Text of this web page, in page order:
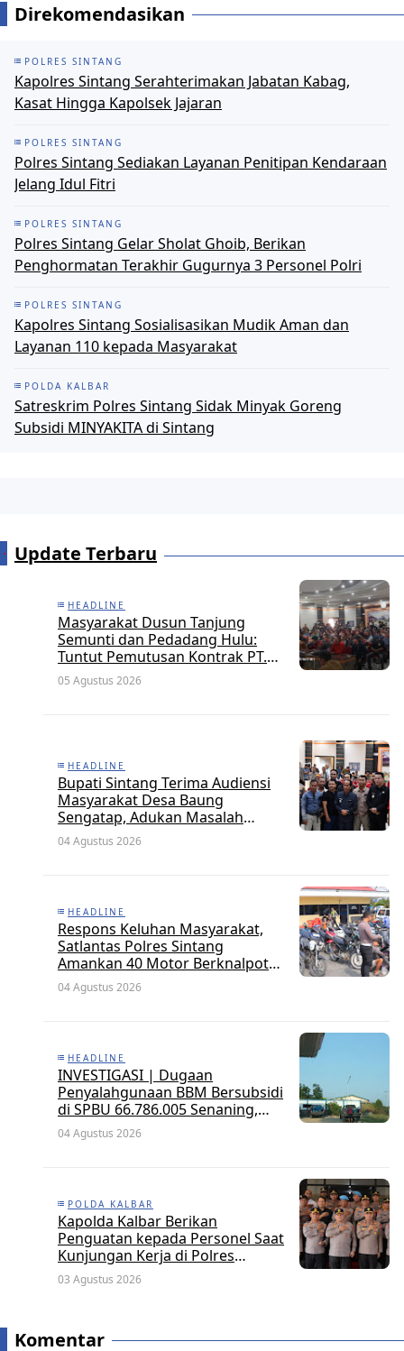
Direkomendasikan
POLRES SINTANG
Kapolres Sintang Serahterimakan Jabatan Kabag,
Kasat Hingga Kapolsek Jajaran
POLRES SINTANG
Polres Sintang Sediakan Layanan Penitipan Kendaraan
Jelang Idul Fitri
POLRES SINTANG
Polres Sintang Gelar Sholat Ghoib, Berikan
Penghormatan Terakhir Gugurnya 3 Personel Polri
POLRES SINTANG
Kapolres Sintang Sosialisasikan Mudik Aman dan
Layanan 110 kepada Masyarakat
POLDA KALBAR
Satreskrim Polres Sintang Sidak Minyak Goreng
Subsidi MINYAKITA di Sintang
Update Terbaru
HEADLINE
Masyarakat Dusun Tanjung
Semunti dan Pedadang Hulu:
Tuntut Pemutusan Kontrak PT.
Satya Nusa Indah Perkasa
05 Agustus 2026
HEADLINE
Bupati Sintang Terima Audiensi
Masyarakat Desa Baung
Sengatap, Adukan Masalah
Dengan Investor Perkebunan
04 Agustus 2026
HEADLINE
Respons Keluhan Masyarakat,
Satlantas Polres Sintang
Amankan 40 Motor Berknalpot
Brong dalam Strong Point Pagi
04 Agustus 2026
HEADLINE
INVESTIGASI | Dugaan
Penyalahgunaan BBM Bersubsidi
di SPBU 66.786.005 Senaning,
APH Jangan Tutup Mata, BPH
Migas Diminta Audit dan
04 Agustus 2026
POLDA KALBAR
Kapolda Kalbar Berikan
Penguatan kepada Personel Saat
Kunjungan Kerja di Polres
Kayong Utara
03 Agustus 2026
Komentar